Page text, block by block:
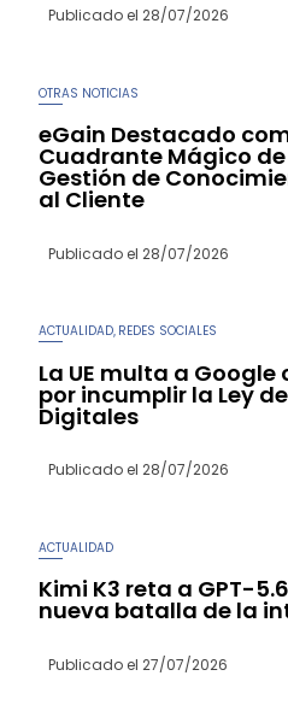
Publicado el 28/07/2026
OTRAS NOTICIAS
eGain Destacado
Cuadrante Mágico
Gestión de
al Cliente
Publicado el 28/07/2026
ACTUALIDAD, REDES SOCIALES
La UE multa a
por incumplir la Ley
Digitales
Publicado el 28/07/2026
ACTUALIDAD
Kimi K3 reta a GPT-
nueva batalla de la
Publicado el 27/07/2026